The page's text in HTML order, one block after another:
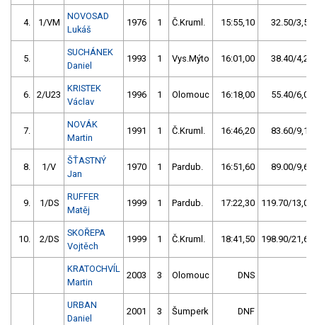
4. 1/VM
NOVOSAD
Lukáš
1976 1 Č.Kruml. 15:55,10 32.50/3,5
5.
SUCHÁNEK
Daniel
1993 1 Vys.Mýto 16:01,00 38.40/4,2
6. 2/U23
KRISTEK
Václav
1996 1 Olomouc 16:18,00 55.40/6,0
7.
NOVÁK
Martin
1991 1 Č.Kruml. 16:46,20 83.60/9,1
8. 1/V
ŠŤASTNÝ
Jan
1970 1 Pardub. 16:51,60 89.00/9,6
9. 1/DS
RUFFER
Matěj
1999 1 Pardub. 17:22,30 119.70/13,0
10. 2/DS
SKOŘEPA
Vojtěch
1999 1 Č.Kruml. 18:41,50 198.90/21,6
KRATOCHVÍL
Martin
2003 3 Olomouc DNS
URBAN
Daniel
2001 3 Šumperk DNF